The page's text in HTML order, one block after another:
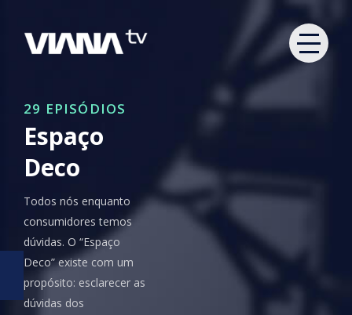
29 EPISÓDIOS
Espaço
Deco
Todos nós enquanto
consumidores temos
dúvidas. O “Espaço
Deco” existe com um
propósito: esclarecer as
dúvidas dos